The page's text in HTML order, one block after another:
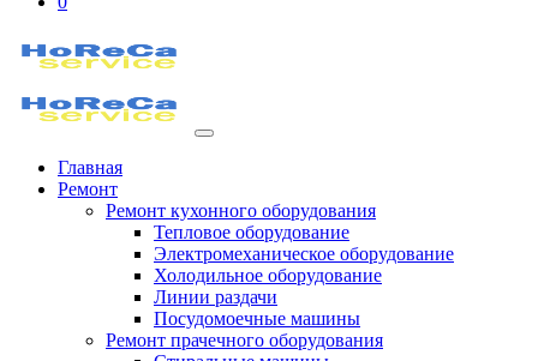
Главная
Ремонт
Ремонт кухонного оборудования
Тепловое оборудование
Электромеханическое оборудование
Холодильное оборудование
Линии раздачи
Посудомоечные машины
Ремонт прачечного оборудования